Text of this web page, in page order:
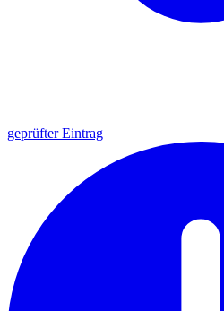
geprüfter Eintrag